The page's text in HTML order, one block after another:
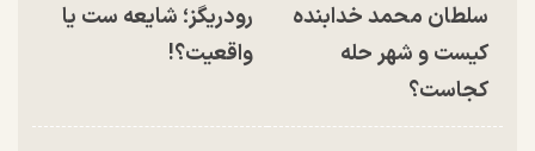
سلطان محمد خدابنده
کیست و شهر حله
کجاست؟
رودریگز؛ شایعه ست یا
واقعیت؟!